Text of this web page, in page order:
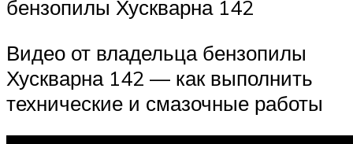
бензопилы Хускварна 142
Видео от владельца бензопилы
Хускварна 142 — как выполнить
технические и смазочные работы